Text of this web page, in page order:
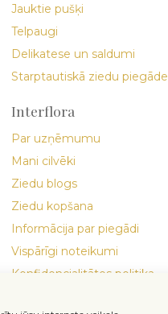
Jauktie pušķi
Telpaugi
Delikatese un saldumi
Starptautiskā ziedu piegāde
Interflora
Par uzņēmumu
Mani cilvēki
Ziedu blogs
Ziedu kopšana
Informācija par piegādi
Vispārīgi noteikumi
Konfidencialitātes politika